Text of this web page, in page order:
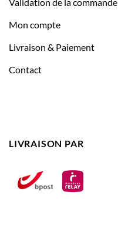
Mon compte
Livraison & Paiement
Contact
LIVRAISON PAR